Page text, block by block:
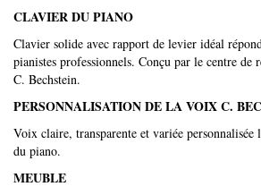
CLAVIER DU PIANO
Clavier solide avec rapport de levier idéal
pianistes professionnels. Conçu par le centre de
C. Bechstein.
PERSONNALISATION DE LA VOIX C.
Voix claire, transparente et variée personnalisée
du piano.
MEUBLE